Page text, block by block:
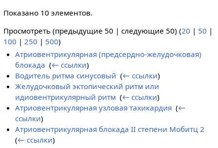
Показано 10 элементов.
Просмотреть (предыдущие 50 | следующие 50) (20 | 50 |
100 | 250 | 500)
Атриовентрикулярная (предсердно-желудочковая)
блокада ‎(← ссылки)
Водитель ритма синусовый ‎(← ссылки)
Желудочковый эктопический ритм или
идиовентрикулярный ритм ‎(← ссылки)
Атриовентрикулярная узловая тахикардия ‎(←
ссылки)
Атриовентрикулярная блокада II степени Мобитц 2
(← ссылки)